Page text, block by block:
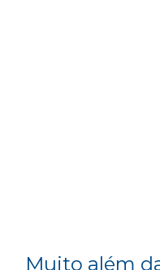
Muito além